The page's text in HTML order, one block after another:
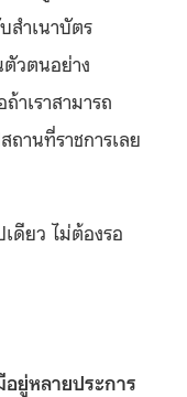
สำเนาบัตร
วตนอย่าง
าเราสามารถ
ถานที่ราชการเลย
ดียว ไม่ต้องรอ
อยู่หลายประการ